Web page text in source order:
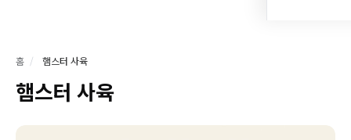
홈 / 햄스터 사육
햄스터 사육